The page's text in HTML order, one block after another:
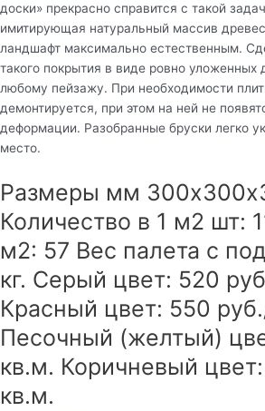
доски» прекрасно справится с такой
имитирующая натуральный массив
ландшафт максимально естественным.
такого покрытия в виде ровно уложенных
любому пейзажу. При необходимости
демонтируется, при этом на ней не
деформации. Разобранные бруски легко
место.
Размеры мм
Количество в 1 м2 шт:
м2: 57 Вес палета с
кг. Серый цвет: 520
Красный цвет: 550
Песочный (желтый)
кв.м. Коричневый
кв.м.